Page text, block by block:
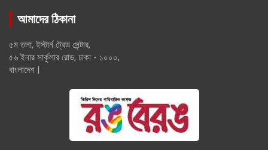
আমাদের ঠিকানা
৫ম তলা, ইস্টার্ন ট্রেড সেন্টার,
৫৬ ইনার সার্কুলার রোড, ঢাকা - ১০০০,
বাংলাদেশ |